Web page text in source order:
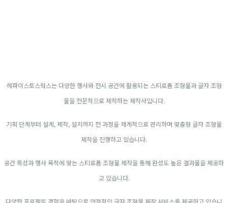
헤파이스토스웍스는 다양한 행사와 전시 공간에 활용되는 스티로폼 조형물과 글자 조형
물을 전문적으로 제작하는 제작사입니다.
기획 단계부터 설계, 제작, 설치까지 전 과정을 체계적으로 관리하며 맞춤형 글자 조형물
제작을 진행하고 있습니다.
공간 특성과 행사 목적에 맞는 스티로폼 조형물 제작을 통해 완성도 높은 결과물을 제공하
고 있습니다.
다양한 프로젝트 경험을 바탕으로 안정적인 글자 조형물 제작 서비스를 제공하고 있습니